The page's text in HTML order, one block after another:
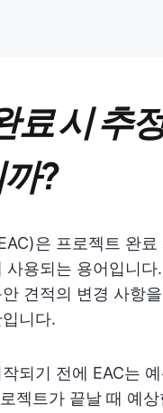
료 시 추
?
은 프로젝트 완료
사용되는 용어입니
견적의 변경 사항
니다.
되기 전에 EAC는
젝트가 끝날 때 예